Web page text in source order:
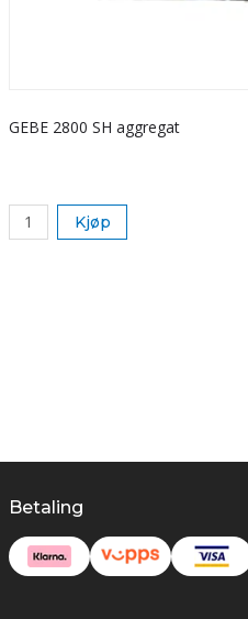
GEBE 2800 SH aggregat
Kjøp
Betaling